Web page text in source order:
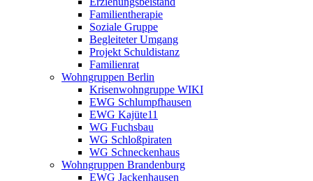
Familientherapie
Soziale Gruppe
Begleiteter Umgang
Projekt Schuldistanz
Familienrat
Wohngruppen Berlin
Krisenwohngruppe WIKI
EWG Schlumpfhausen
EWG Kajüte11
WG Fuchsbau
WG Schloßpiraten
WG Schneckenhaus
Wohngruppen Brandenburg
EWG Jackenhausen